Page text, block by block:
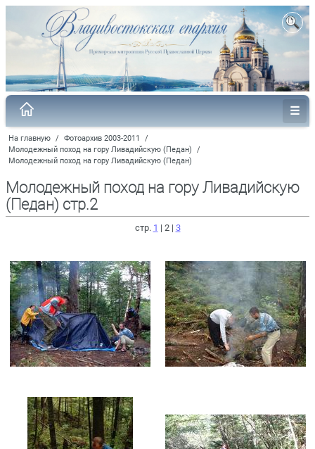
На главную / Фотоархив 2003-2011
/
Молодежный поход на гору Ливадийскую (Педан)
/
Молодежный поход на гору Ливадийскую (Педан)
Молодежный поход на гору Ливадийскую
(Педан) стр.2
стр. 1 | 2 | 3